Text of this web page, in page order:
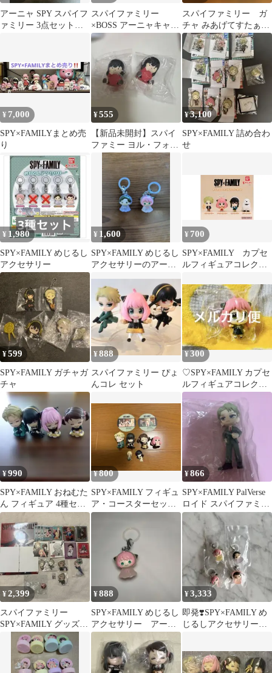
アーニャ SPY スパイフ
ァミリー 3点セット
スパイファミリー
×BOSS アーニャキャッ
プ 未使用
スパイファミリー ガ
チャ みあげてすたぁ
ダミアン・ボンド
SPY×FAMILY
¥ 7,000
SPY×FAMILYまとめ売
り
¥555
【新品未開封】スパイ
ファミー ヨル・フォー
ジャー カプセルトイ 2
個セット
¥3,100
SPY×FAMILY 詰め合わ
せ
¥ 1,980
SPY×FAMILY めじるし
アクセサリー
¥ 1,600
SPY×FAMILY めじるし
アクセサリーのアーニ
ト
¥ 700
SPY×FAMILY カプセ
ルフィギュアコレクシ
¥599
SPY×FAMILY ガチャガ
チャ
¥888
スパイファミリー ぴょ
んコレ セット
¥300
♡SPY×FAMILY カプセ
ルフィギュアコレクシ
ョン カプセルトイ アー
ニャ③
¥990
SPY×FAMILY おねむた
ん フィギュア 4種セッ
ト
¥800
SPY×FAMILY フィギュ
ア・コースターセッ
ト ガチャガチャ
¥866
SPY×FAMILY PalVerse
ロイド スパイファミリ
ー パルバース
¥2,399
スパイファミリー
SPY×FAMILY グッズ
まとめ売り カード ガチ
¥888
SPY×FAMILY めじるし
アクセサリー アーニ
ャ ガチャ カプセル
トイ
¥3,333
即発❣️SPY×FAMILY め
じるしアクセサリー